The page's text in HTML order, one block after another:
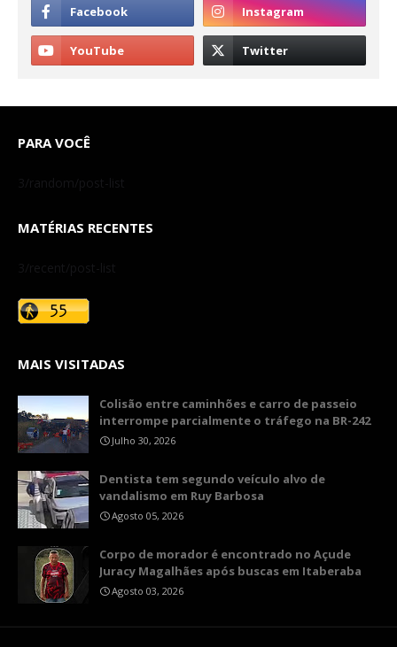
PARA VOCÊ
3/random/post-list
MATÉRIAS RECENTES
3/recent/post-list
MAIS VISITADAS
Colisão entre caminhões e carro de passeio
interrompe parcialmente o tráfego na BR-242
Julho 30, 2026
Dentista tem segundo veículo alvo de
vandalismo em Ruy Barbosa
Agosto 05, 2026
Corpo de morador é encontrado no Açude
Juracy Magalhães após buscas em Itaberaba
Agosto 03, 2026